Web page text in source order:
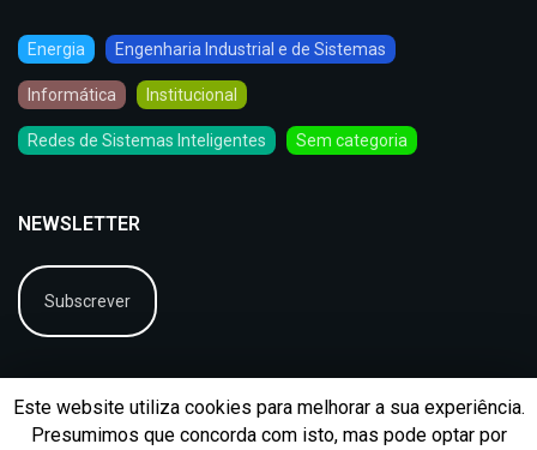
Energia Engenharia Industrial e de Sistemas
Informática Institucional
Redes de Sistemas Inteligentes Sem categoria
NEWSLETTER
Subscrever
Este website utiliza cookies para melhorar a sua experiência.
Presumimos que concorda com isto, mas pode optar por